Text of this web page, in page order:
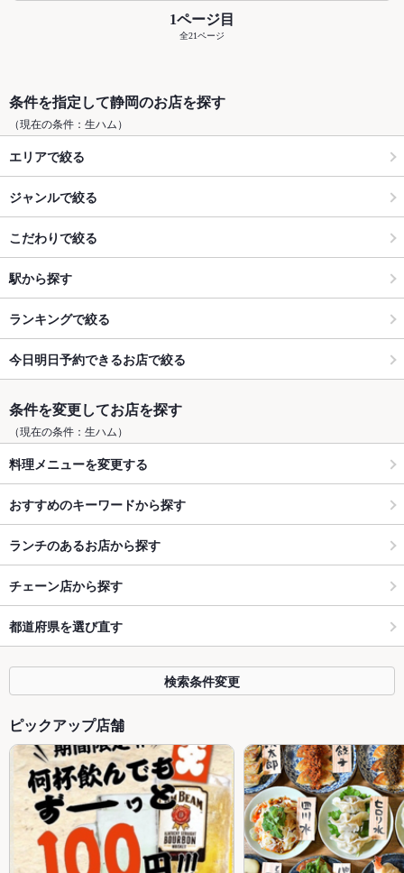
1ページ目
全21ページ
条件を指定して静岡のお店を探す
（現在の条件：生ハム）
エリアで絞る
ジャンルで絞る
こだわりで絞る
駅から探す
ランキングで絞る
今日明日予約できるお店で絞る
条件を変更してお店を探す
（現在の条件：生ハム）
料理メニューを変更する
おすすめのキーワードから探す
ランチのあるお店から探す
チェーン店から探す
都道府県を選び直す
検索条件変更
ピックアップ店舗